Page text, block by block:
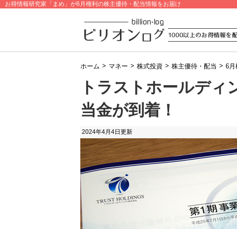
お得情報研究家「まめ」が6月権利の株主優待・配当情報をお届け
ホーム > マネー > 株式投資 > 株主優待・配当 > 6月
トラストホールディ
当金が到着！
2024年4月4日 更新